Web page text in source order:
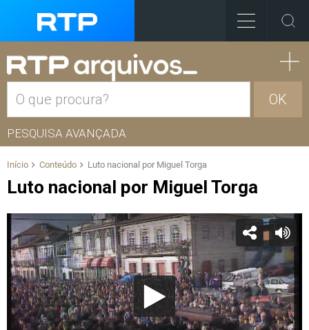
OK
PESQUISA AVANÇADA
Início Conteúdo Luto nacional por Miguel Torga
Luto nacional por Miguel Torga